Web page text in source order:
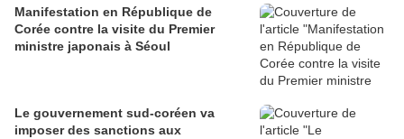
Manifestation en République de
Corée contre la visite du Premier
ministre japonais à Séoul
Le gouvernement sud-coréen va
imposer des sanctions aux